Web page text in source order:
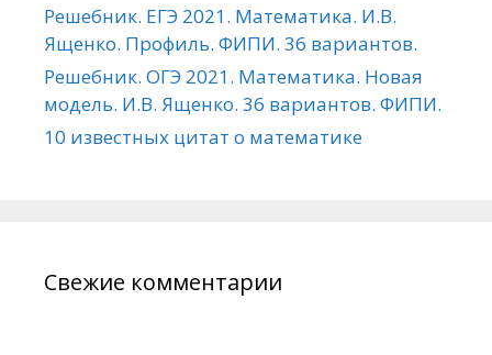
Решебник. ЕГЭ 2021. Математика. И.В.
Ященко. Профиль. ФИПИ. 36 вариантов.
Решебник. ОГЭ 2021. Математика. Новая
модель. И.В. Ященко. 36 вариантов. ФИПИ.
10 известных цитат о математике
Свежие комментарии